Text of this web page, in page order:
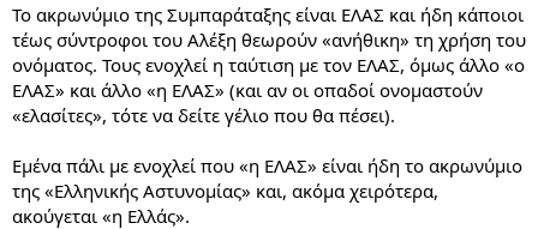
Το ακρωνύμιο της Συμπαράταξης είναι ΕΛΑΣ και ήδη κάποιοι
τέως σύντροφοι του Αλέξη θεωρούν «ανήθικη» τη χρήση του
ονόματος. Τους ενοχλεί η ταύτιση με τον ΕΛΑΣ, όμως άλλο «ο
ΕΛΑΣ» και άλλο «η ΕΛΑΣ» (και αν οι οπαδοί ονομαστούν
«ελασίτες», τότε να δείτε γέλιο που θα πέσει).
Εμένα πάλι με ενοχλεί που «η ΕΛΑΣ» είναι ήδη το ακρωνύμιο
της «Ελληνικής Αστυνομίας» και, ακόμα χειρότερα,
ακούγεται «η Ελλάς».